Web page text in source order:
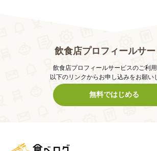
飲食店プロフィールサ
飲食店プロフィールサービスのご利用
以下のリンクからお申し込みをお願い
無料ではじめる